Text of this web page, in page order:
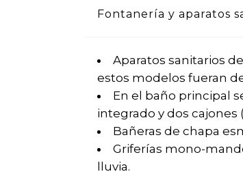
Fontanería y aparatos
Aparatos sanitarios
estos modelos fueran
En el baño principal
integrado y dos cajones
Bañeras de chapa
Griferías mono-
lluvia.